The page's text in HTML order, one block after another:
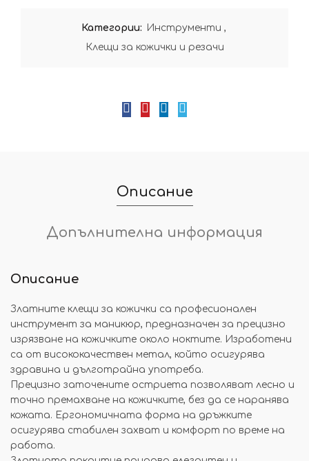
Категории: Инструменти ,
Клещи за кожички и резачи
Описание
Допълнителна информация
Описание
Златните клещи за кожички са професионален
инструмент за маникюр, предназначен за прецизно
изрязване на кожичките около ноктите. Изработени
са от висококачествен метал, който осигурява
здравина и дълготрайна употреба.
Прецизно заточените остриета позволяват лесно и
точно премахване на кожичките, без да се наранява
кожата. Ергономичната форма на дръжките
осигурява стабилен захват и комфорт по време на
работа.